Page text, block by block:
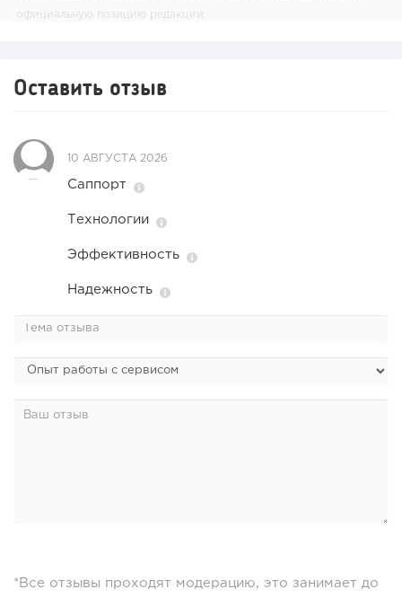
официальную позицию редакции.
Оставить отзыв
10 АВГУСТА 2026
Саппорт
Технологии
Эффективность
Надежность
*Все отзывы проходят модерацию, это занимает до